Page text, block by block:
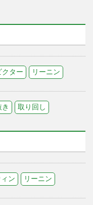
クター リーニン
取り回し
ン リーニン